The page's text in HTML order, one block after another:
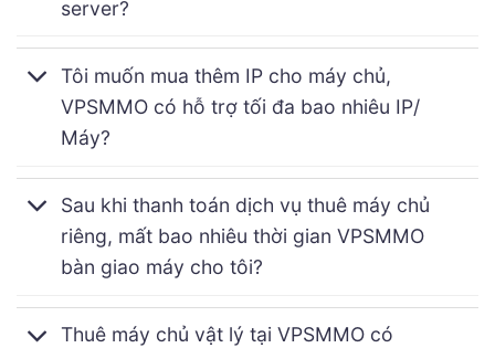
server?
Tôi muốn mua thêm IP cho máy chủ,
VPSMMO có hỗ trợ tối đa bao nhiêu IP/
Máy?
Sau khi thanh toán dịch vụ thuê máy chủ
riêng, mất bao nhiêu thời gian VPSMMO
bàn giao máy cho tôi?
Thuê máy chủ vật lý tại VPSMMO có